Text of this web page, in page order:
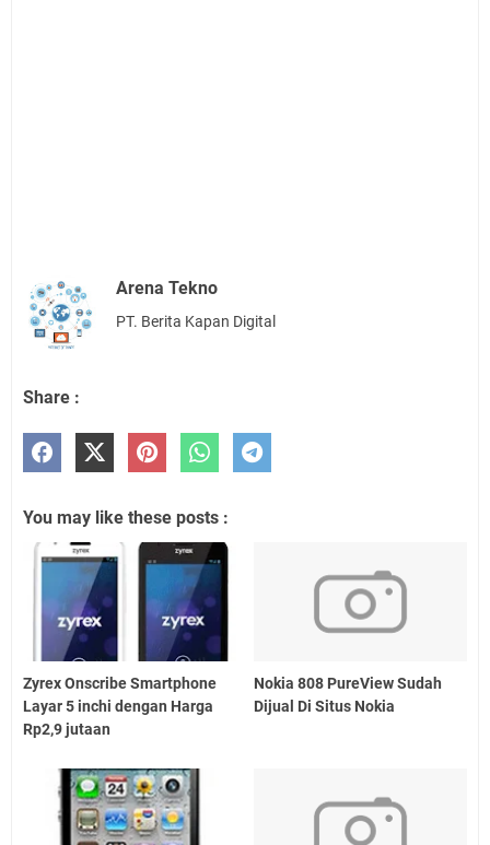
Arena Tekno
PT. Berita Kapan Digital
Share :
You may like these posts :
Zyrex Onscribe Smartphone
Layar 5 inchi dengan Harga
Rp2,9 jutaan
Nokia 808 PureView Sudah
Dijual Di Situs Nokia